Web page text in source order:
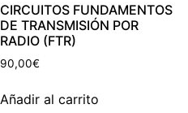
CIRCUITOS FUNDAMENTOS
DE TRANSMISIÓN POR
RADIO (FTR)
90,00€
Añadir al carrito